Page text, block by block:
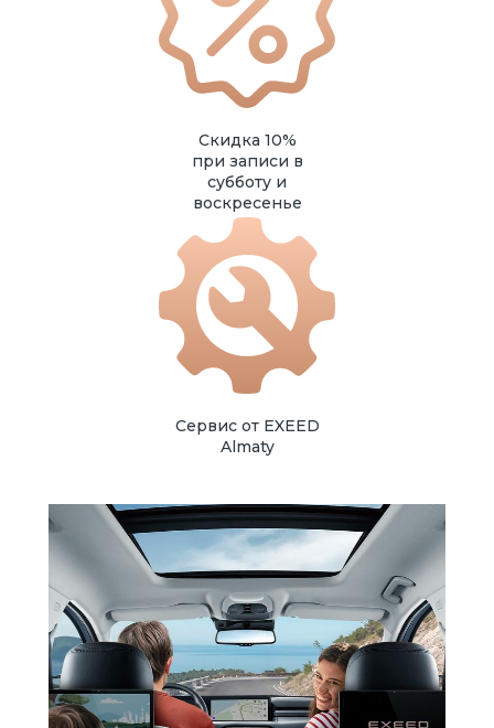
Сервис от EXEED
Almaty
Скидка 10%
при записи в
субботу и
воскресенье